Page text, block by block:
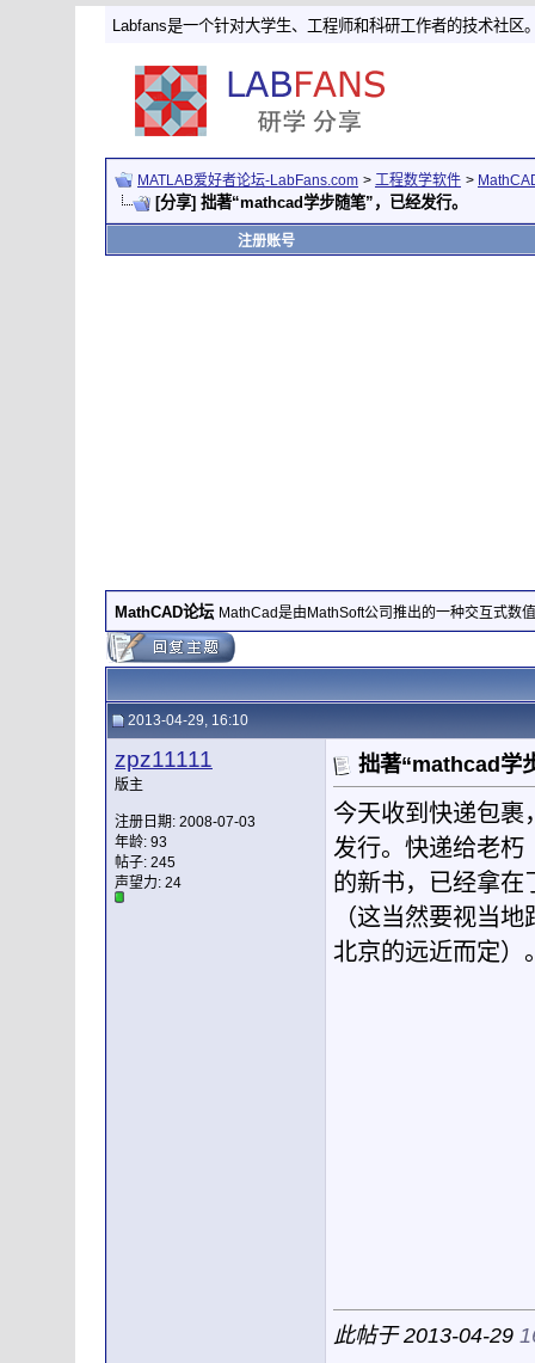
Labfans是一个针对大学生、工程师和科研工作者的技术社区
MATLAB爱好者论坛-LabFans.com > 工程数学软件 >
[分享] 拙著“mathcad学步随笔”，已经发行。
注册账号
MathCAD论坛 MathCad是由MathSoft公司推出的一种交互式数
2013-04-29, 16:10
zpz11111
版主
注册日期: 2008-07-03
年龄: 93
帖子: 245
声望力: 24
拙著“mathcad学
今天收到快递包裹
发行。快递给老朽
的新书，已经拿在
（这当然要视当地
北京的远近而定）
此帖于 2013-04-29